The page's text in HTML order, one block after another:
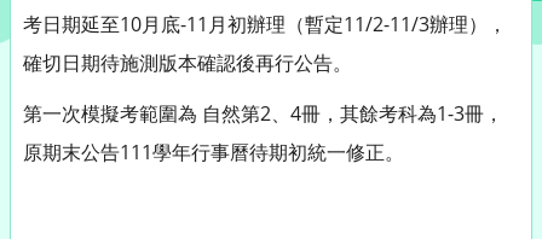
考日期延至10月底-11月初辦理（暫定11/2-11/3辦理），
確切日期待施測版本確認後再行公告。
第一次模擬考範圍為 自然第2、4冊，其餘考科為1-3冊，
原期末公告111學年行事曆待期初統一修正。